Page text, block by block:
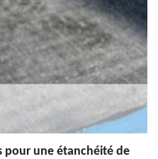
pour une étanchéité de